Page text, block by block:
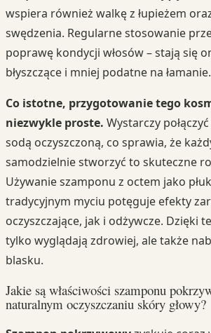
wspiera również walkę z łupieżem
swędzenia. Regularne stosowanie
poprawę kondycji włosów – stają się
błyszczące i mniej podatne na łamanie.
Co istotne, przygotowanie tego
niezwykle proste. Wystarczy połączyć
sodą oczyszczoną, co sprawia, że
samodzielnie stworzyć to skuteczne
Używanie szamponu z octem jako
tradycyjnym myciu potęguje efekty
oczyszczające, jak i odżywcze. Dzięki
tylko wyglądają zdrowiej, ale także
blasku.
Jakie są właściwości szamponu
naturalnym oczyszczaniu skóry głowy?